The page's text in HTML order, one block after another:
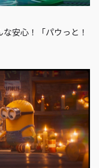
安心！「パウっと！